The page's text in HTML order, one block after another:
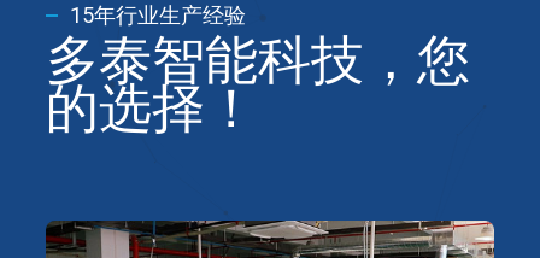
15年行业生产经验
多泰智能科技，您
的选择！